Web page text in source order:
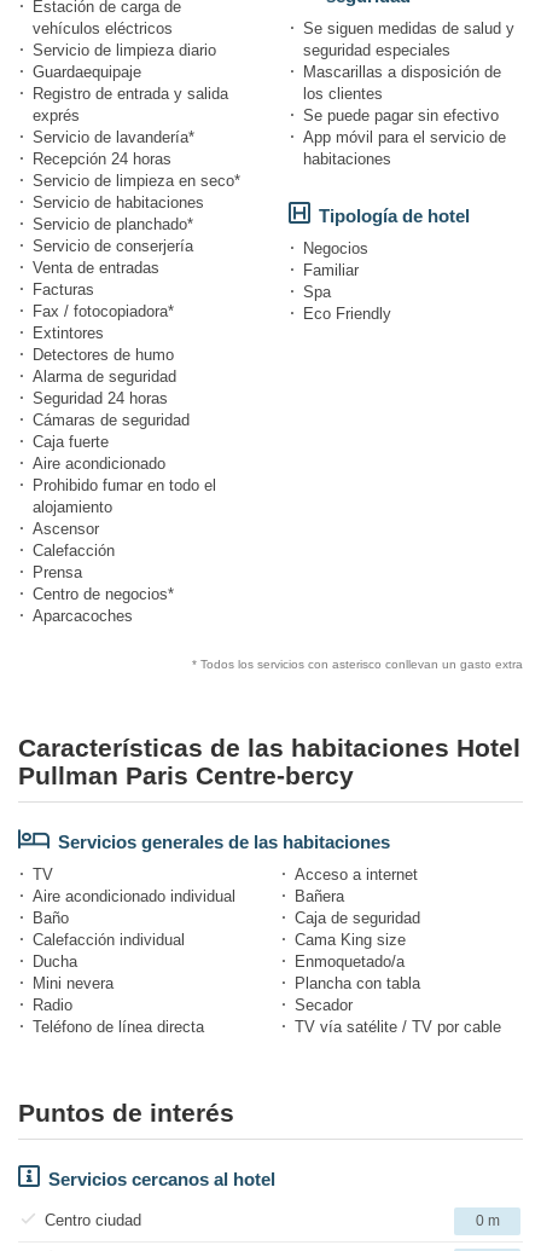
Estación de carga de
vehículos eléctricos
Servicio de limpieza diario
Guardaequipaje
Registro de entrada y salida
exprés
Servicio de lavandería*
Recepción 24 horas
Servicio de limpieza en seco*
Servicio de habitaciones
Servicio de planchado*
Servicio de conserjería
Venta de entradas
Facturas
Fax / fotocopiadora*
Extintores
Detectores de humo
Alarma de seguridad
Seguridad 24 horas
Cámaras de seguridad
Caja fuerte
Aire acondicionado
Prohibido fumar en todo el
alojamiento
Ascensor
Calefacción
Prensa
Centro de negocios*
Aparcacoches
Se siguen medidas de salud y
seguridad especiales
Mascarillas a disposición de
los clientes
Se puede pagar sin efectivo
App móvil para el servicio de
habitaciones
Tipología de hotel
Negocios
Familiar
Spa
Eco Friendly
* Todos los servicios con asterisco conllevan un gasto extra
Características de las habitaciones Hotel
Pullman Paris Centre-bercy
Servicios generales de las habitaciones
TV
Acceso a internet
Aire acondicionado individual
Bañera
Baño
Caja de seguridad
Calefacción individual
Cama King size
Ducha
Enmoquetado/a
Mini nevera
Plancha con tabla
Radio
Secador
Teléfono de línea directa
TV vía satélite / TV por cable
Puntos de interés
Servicios cercanos al hotel
Centro ciudad 0 m